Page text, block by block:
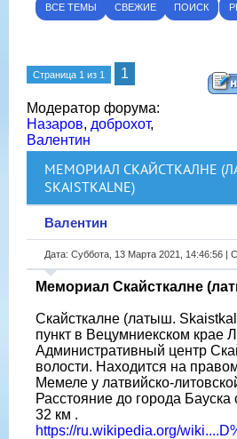
ВСЕ ТЕМЫ СВЕЖИЕ ПОИСК
Страница 1 из 1 1
Модератор форума:
Назаров, доброхот,
Валентин
МЕМОРИАЛ СКАЙСТКАЛНЕ
SKAISTKALNE)
Валентин
Дата: Суббота, 13 Марта 2021, 14:46:56 |
Мемориал Скайсткалне
Скайсткалне (латыш.
пункт в Вецумниекском крае
Административный центр
волости. Находится на
Мемеле у латвийско-
Расстояние до города Бауска
32 км .
https://ru.wikipedia.org/